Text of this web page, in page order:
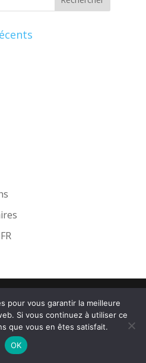
pour vous garantir la meilleure
Si vous continuez à utiliser ce
que vous en êtes satisfait.
OK